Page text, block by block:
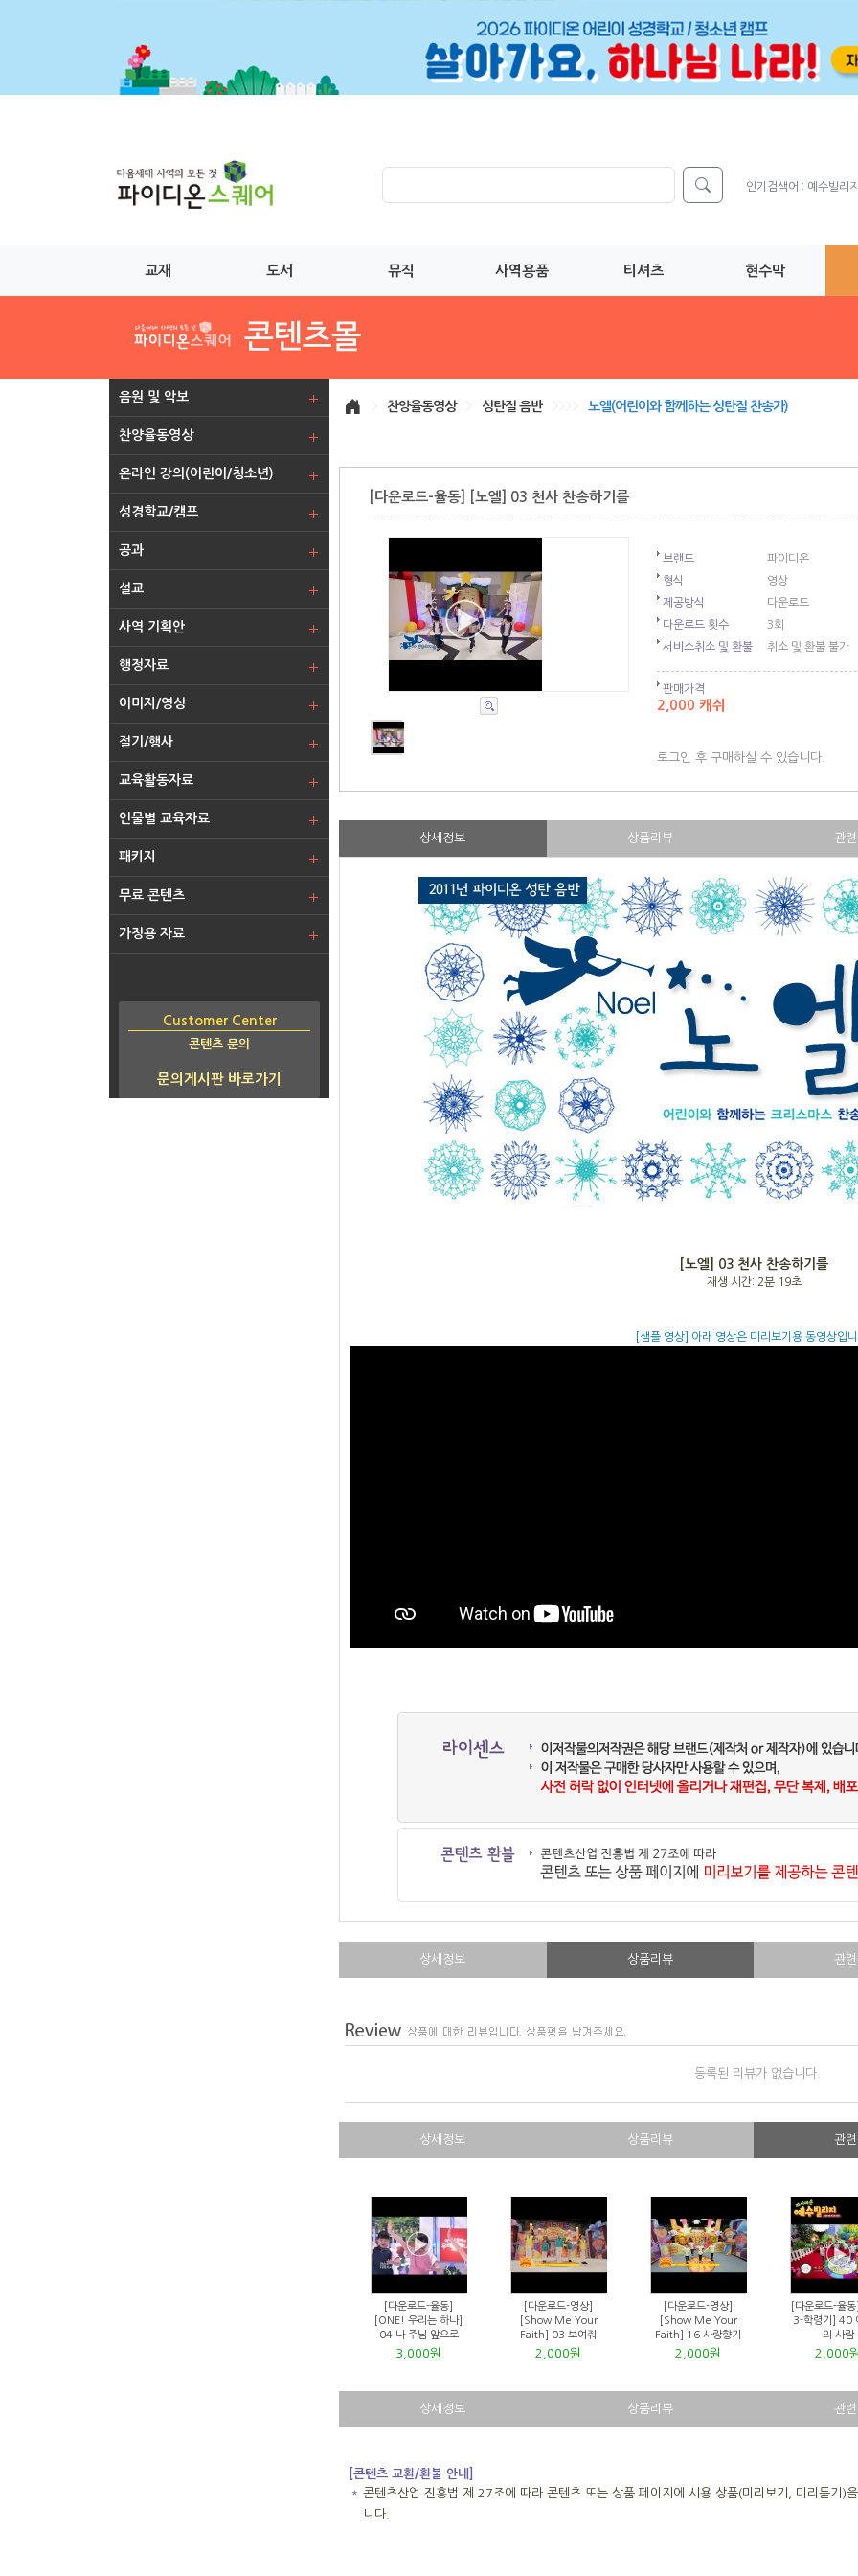
인기검색어 : 예수빌리
교재 도서 뮤직 사역용품 티셔츠 현수막
음원 및 악보
찬양율동영상
온라인 강의(어린이/청소년)
성경학교/캠프
공과
설교
사역 기획안
행정자료
이미지/영상
절기/행사
교육활동자료
인물별 교육자료
패키지
무료 콘텐츠
가정용 자료
Customer Center
콘텐츠 문의
문의게시판 바로가기
찬양율동영상 성탄절 음반 노엘(어린이와 함께하는 성탄절 찬송가)
[다운로드-율동] [노엘] 03 천사 찬송하기를
브랜드
파이디온
형식
영상
제공방식
다운로드
다운로드 횟수
3회
서비스취소 및 환불
취소 및 환불 불가
판매가격
2,000 캐쉬
로그인 후 구매하실 수 있습니다.
상세정보 상품리뷰 관
[노엘] 03 천사 찬송하기를
재생 시간: 2분 19초
[샘플 영상] 아래 영상은 미리보기용 동영상입
상세정보 상품리뷰 관
등록된 리뷰가 없습니다.
상세정보 상품리뷰 관
[다운로드-율동]
[ONE! 우리는 하나]
04 나 주님 앞으로
3,000원
[다운로드-영상]
[Show Me Your
Faith] 03 보여줘
2,000원
[다운로드-영상]
[Show Me Your
Faith] 16 사랑향기
2,000원
[다운로드-율
3-학령기] 40
의 사람
2,000
상세정보 상품리뷰 관
[콘텐츠 교환/환불 안내]
＊ 콘텐츠산업 진흥법 제 27조에 따라 콘텐츠 또는 상품 페이지에 시용 상품(미리보기, 미리듣기)
니다.